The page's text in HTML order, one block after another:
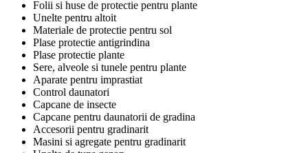
Folii si huse de protectie pentru plante
Unelte pentru altoit
Materiale de protectie pentru sol
Plase protectie antigrindina
Plase protectie plante
Sere, alveole si tunele pentru plante
Aparate pentru imprastiat
Control daunatori
Capcane de insecte
Capcane pentru daunatorii de gradina
Accesorii pentru gradinarit
Masini si agregate pentru gradinarit